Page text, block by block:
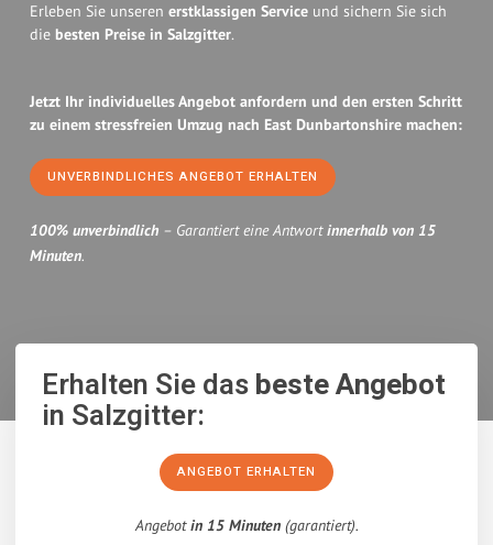
Erleben Sie unseren erstklassigen Service und sichern Sie sich
die besten Preise in Salzgitter.
Jetzt Ihr individuelles Angebot anfordern und den ersten Schritt
zu einem stressfreien Umzug nach East Dunbartonshire machen:
UNVERBINDLICHES ANGEBOT ERHALTEN
100% unverbindlich – Garantiert eine Antwortinnerhalb von 15
Minuten.
Erhalten Sie dasbeste Angebot
in Salzgitter:
ANGEBOT ERHALTEN
Angebotin 15 Minuten(garantiert).